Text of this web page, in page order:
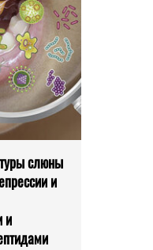
слюны
и
и